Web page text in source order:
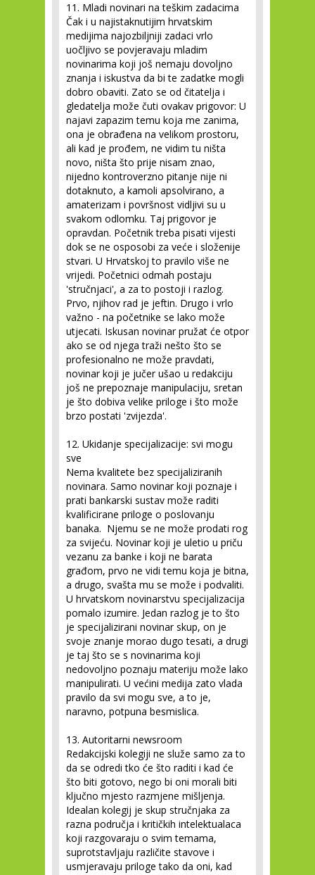
11. Mladi novinari na teškim zadacima
Čak i u najistaknutijim hrvatskim
medijima najozbiljniji zadaci vrlo
uočljivo se povjeravaju mladim
novinarima koji još nemaju dovoljno
znanja i iskustva da bi te zadatke mogli
dobro obaviti. Zato se od čitatelja i
gledatelja može čuti ovakav prigovor: U
najavi zapazim temu koja me zanima,
ona je obrađena na velikom prostoru,
ali kad je prođem, ne vidim tu ništa
novo, ništa što prije nisam znao,
nijedno kontroverzno pitanje nije ni
dotaknuto, a kamoli apsolvirano, a
amaterizam i površnost vidljivi su u
svakom odlomku. Taj prigovor je
opravdan. Početnik treba pisati vijesti
dok se ne osposobi za veće i složenije
stvari. U Hrvatskoj to pravilo više ne
vrijedi. Početnici odmah postaju
'stručnjaci', a za to postoji i razlog.
Prvo, njihov rad je jeftin. Drugo i vrlo
važno - na početnike se lako može
utjecati. Iskusan novinar pružat će otpor
ako se od njega traži nešto što se
profesionalno ne može pravdati,
novinar koji je jučer ušao u redakciju
još ne prepoznaje manipulaciju, sretan
je što dobiva velike priloge i što može
brzo postati 'zvijezda'.
12. Ukidanje specijalizacije: svi mogu
sve
Nema kvalitete bez specijaliziranih
novinara. Samo novinar koji poznaje i
prati bankarski sustav može raditi
kvalificirane priloge o poslovanju
banaka. Njemu se ne može prodati rog
za svijeću. Novinar koji je uletio u priču
vezanu za banke i koji ne barata
građom, prvo ne vidi temu koja je bitna,
a drugo, svašta mu se može i podvaliti.
U hrvatskom novinarstvu specijalizacija
pomalo izumire. Jedan razlog je to što
je specijalizirani novinar skup, on je
svoje znanje morao dugo tesati, a drugi
je taj što se s novinarima koji
nedovoljno poznaju materiju može lako
manipulirati. U većini medija zato vlada
pravilo da svi mogu sve, a to je,
naravno, potpuna besmislica.
13. Autoritarni newsroom
Redakcijski kolegiji ne služe samo za to
da se odredi tko će što raditi i kad će
što biti gotovo, nego bi oni morali biti
ključno mjesto razmjene mišljenja.
Idealan kolegij je skup stručnjaka za
razna područja i kritičkih intelektualaca
koji razgovaraju o svim temama,
suprotstavljaju različite stavove i
usmjeravaju priloge tako da oni, kad